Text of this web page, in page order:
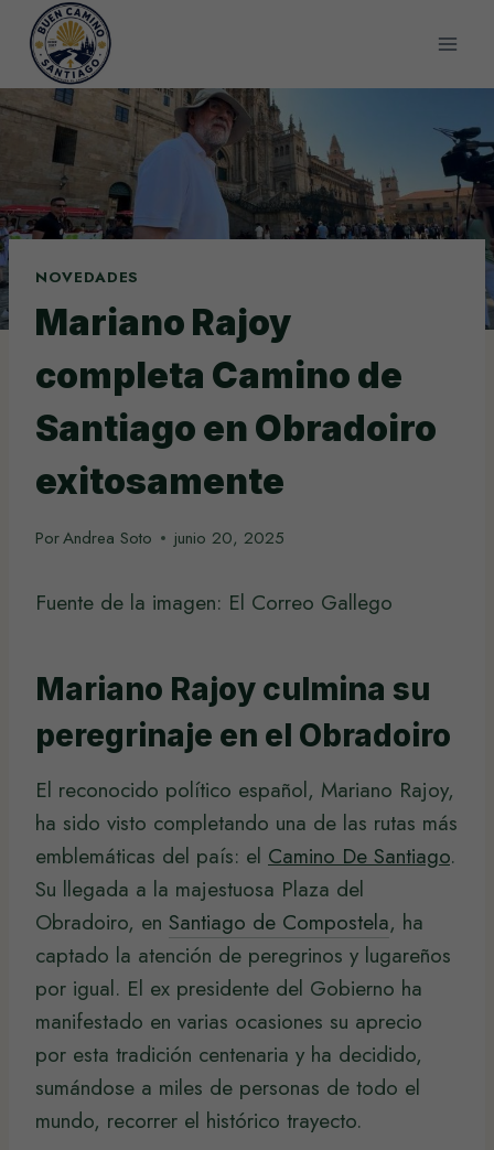
Saltar
contenido
NOVEDADES
Mariano Rajoy
completa Camino de
Santiago en Obradoiro
exitosamente
PorAndrea Soto junio 20, 2025
Fuente de la imagen: El Correo Gallego
Mariano Rajoy culmina su
peregrinaje en el Obradoiro
El reconocido político español, Mariano Rajoy,
ha sido visto completando una de las rutas más
emblemáticas del país: el Camino De Santiago.
Su llegada a la majestuosa Plaza del
Obradoiro, en Santiago de Compostela, ha
captado la atención de peregrinos y lugareños
por igual. El ex presidente del Gobierno ha
manifestado en varias ocasiones su aprecio
por esta tradición centenaria y ha decidido,
sumándose a miles de personas de todo el
mundo, recorrer el histórico trayecto.